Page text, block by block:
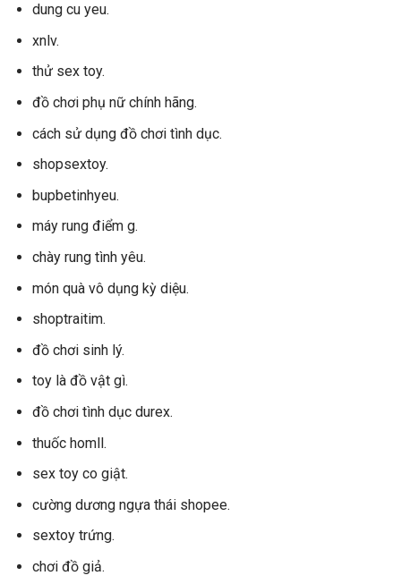
dung cu yeu.
xnlv.
thử sex toy.
đồ chơi phụ nữ chính hãng.
cách sử dụng đồ chơi tình dục.
shopsextoy.
bupbetinhyeu.
máy rung điểm g.
chày rung tình yêu.
món quà vô dụng kỳ diệu.
shoptraitim.
đồ chơi sinh lý.
toy là đồ vật gì.
đồ chơi tình dục durex.
thuốc homll.
sex toy co giật.
cường dương ngựa thái shopee.
sextoy trứng.
chơi đồ giả.